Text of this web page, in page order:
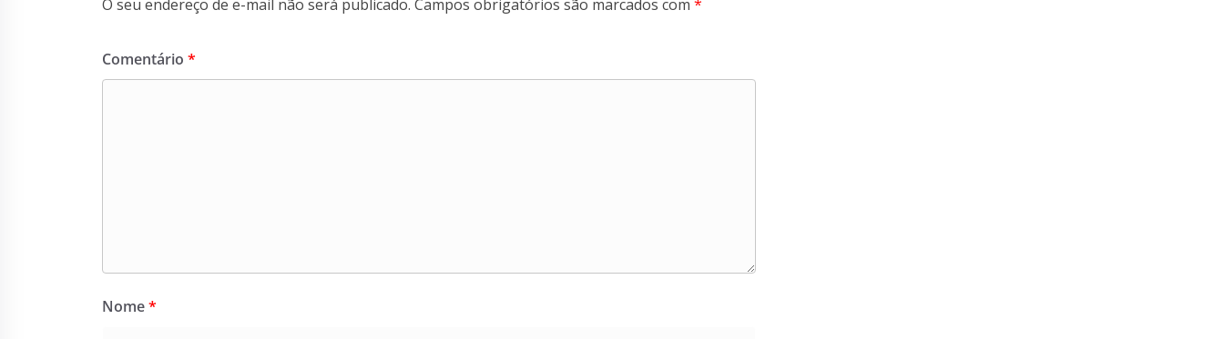
O seu endereço de e-mail não será publicado. Campos obrigatórios são marcados com *
Comentário *
Nome*